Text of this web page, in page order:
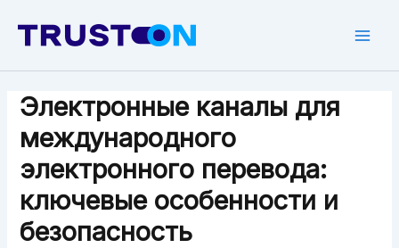
Электронные каналы для
международного
электронного перевода:
ключевые особенности и
безопасность